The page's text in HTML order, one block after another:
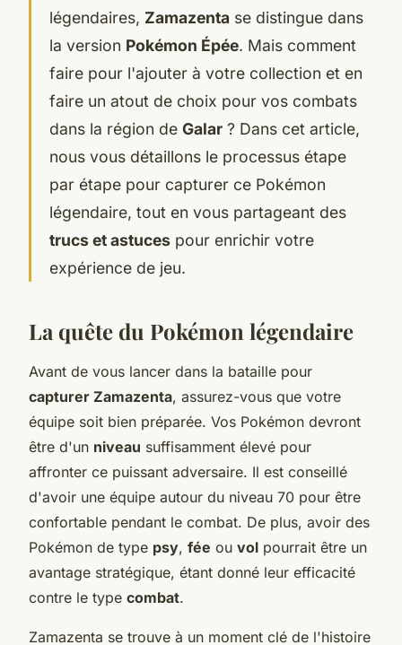
légendaires, Zamazenta se distingue dans
la version Pokémon Épée. Mais comment
faire pour l'ajouter à votre collection et en
faire un atout de choix pour vos combats
dans la région de Galar ? Dans cet article,
nous vous détaillons le processus étape
par étape pour capturer ce Pokémon
légendaire, tout en vous partageant des
trucs et astuces pour enrichir votre
expérience de jeu.
La quête du Pokémon légendaire
Avant de vous lancer dans la bataille pour
capturer Zamazenta, assurez-vous que votre
équipe soit bien préparée. Vos Pokémon devront
être d'un niveau suffisamment élevé pour
affronter ce puissant adversaire. Il est conseillé
d'avoir une équipe autour du niveau 70 pour être
confortable pendant le combat. De plus, avoir des
Pokémon de type psy, fée ou vol pourrait être un
avantage stratégique, étant donné leur efficacité
contre le type combat.
Zamazenta se trouve à un moment clé de l'histoire